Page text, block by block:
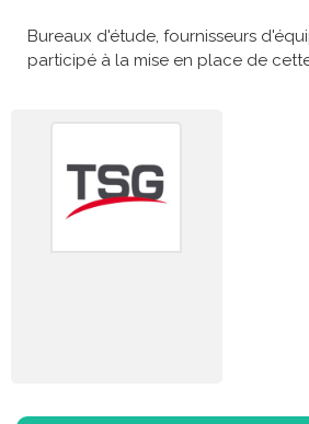
Bureaux d'étude, fournisseurs
participé à la mise en place de